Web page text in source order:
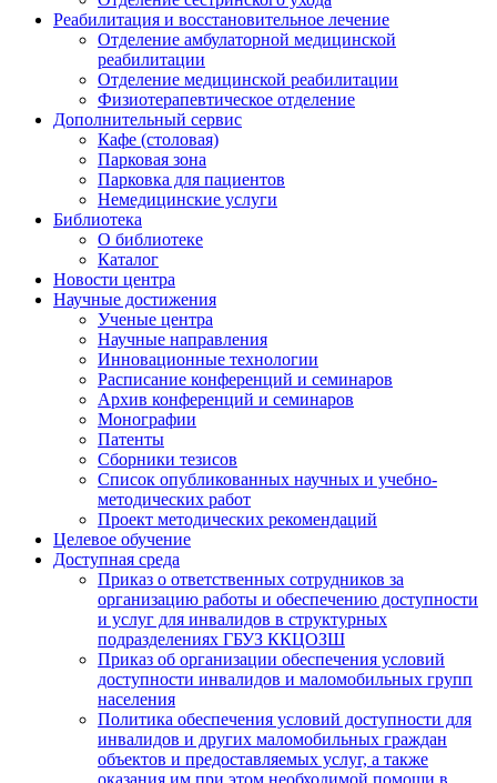
Реабилитация и восстановительное лечение
Отделение амбулаторной медицинской
реабилитации
Отделение медицинской реабилитации
Физиотерапевтическое отделение
Дополнительный сервис
Кафе (столовая)
Парковая зона
Парковка для пациентов
Немедицинские услуги
Библиотека
О библиотеке
Каталог
Новости центра
Научные достижения
Ученые центра
Научные направления
Инновационные технологии
Расписание конференций и семинаров
Архив конференций и семинаров
Монографии
Патенты
Сборники тезисов
Список опубликованных научных и учебно-
методических работ
Проект методических рекомендаций
Целевое обучение
Доступная среда
Приказ о ответственных сотрудников за
организацию работы и обеспечению доступности
и услуг для инвалидов в структурных
подразделениях ГБУЗ ККЦОЗШ
Приказ об организации обеспечения условий
доступности инвалидов и маломобильных групп
населения
Политика обеспечения условий доступности для
инвалидов и других маломобильных граждан
объектов и предоставляемых услуг, а также
оказания им при этом необходимой помощи в